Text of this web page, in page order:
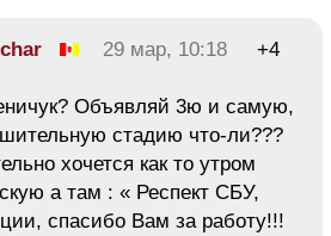
29 мар, 10:18 +4
Объявляй 3ю и самую,
стадию что-ли???
хочется как то утром
а там : « Респект СБУ,
спасибо Вам за работу!!!